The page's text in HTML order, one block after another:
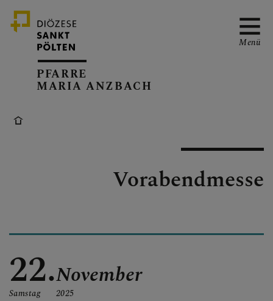
GOTTESDIENSTE &
VERANSTALTUNGEN
PFARRE
MARIA ANZBACH
Menü
Vorabendmesse
22.
Samstag
November
2025